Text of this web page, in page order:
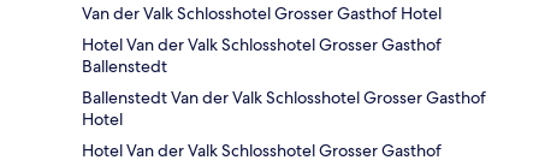
Van der Valk Schlosshotel Grosser Gasthof Hotel
Hotel Van der Valk Schlosshotel Grosser Gasthof
Ballenstedt
Ballenstedt Van der Valk Schlosshotel Grosser Gasthof
Hotel
Hotel Van der Valk Schlosshotel Grosser Gasthof